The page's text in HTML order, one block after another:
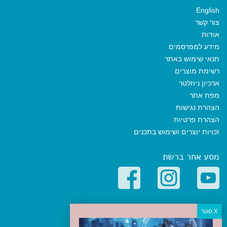
English
צור קשר
אודות
מידע למפרסמים
תנאי שימוש באתר
רשימת מוצרים
ארכיון ניוזלטר
מפת אתר
הצהרת נגישות
הצהרת פרטיות
זכויות יוצרים ושימוש בתכנים
מסע אחר ברשת
קטגוריות פופולריות
יעדים